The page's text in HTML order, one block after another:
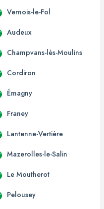
Vernois-le-Fol
Audeux
Champvans-lès-Moulins
Cordiron
Émagny
Franey
Lantenne-Vertière
Mazerolles-le-Salin
Le Moutherot
Pelousey